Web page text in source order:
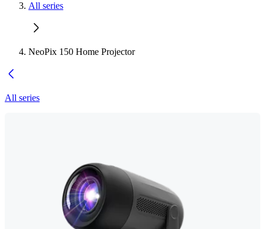
All series
NeoPix 150 Home Projector
All series